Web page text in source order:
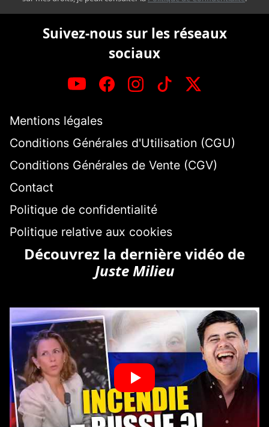
Suivez-nous sur les réseaux
sociaux
Mentions légales
Conditions Générales d'Utilisation (CGU)
Conditions Générales de Vente (CGV)
Contact
Politique de confidentialité
Politique relative aux cookies
Découvrez la dernière vidéo de
Juste Milieu